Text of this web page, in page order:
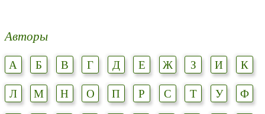
Авторы
А Б В Г Д Е Ж З И
К
Л
М Н О П Р С Т У
Ф